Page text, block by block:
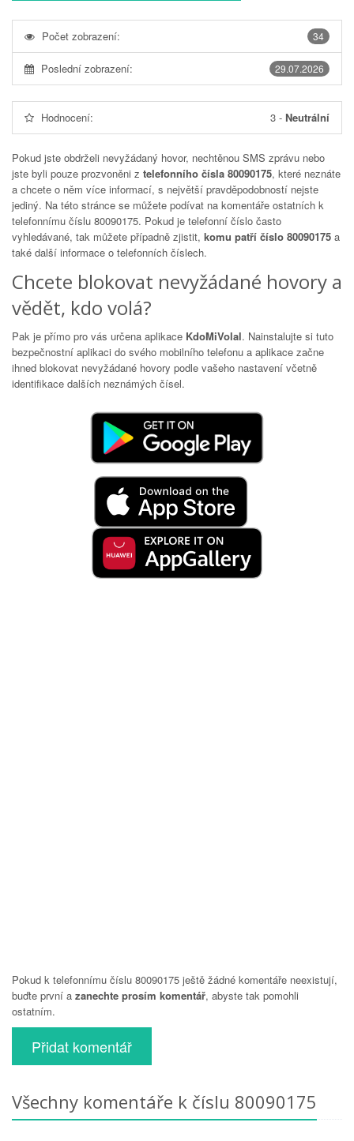
34
Počet zobrazení:
29.07.2026
Poslední zobrazení:
Hodnocení: 3 - Neutrální
Pokud jste obdrželi nevyžádaný hovor, nechtěnou SMS zprávu nebo
jste byli pouze prozvoněni z telefonního čísla 80090175, které neznáte
a chcete o něm více informací, s největší pravděpodobností nejste
jediný. Na této stránce se můžete podívat na komentáře ostatních k
telefonnímu číslu 80090175. Pokud je telefonní číslo často
vyhledávané, tak můžete případně zjistit, komu patří číslo 80090175 a
také další informace o telefonních číslech.
Chcete blokovat nevyžádané hovory a
vědět, kdo volá?
Pak je přímo pro vás určena aplikace KdoMiVolal. Nainstalujte si tuto
bezpečnostní aplikaci do svého mobilního telefonu a aplikace začne
ihned blokovat nevyžádané hovory podle vašeho nastavení včetně
identifikace dalších neznámých čísel.
Pokud k telefonnímu číslu 80090175 ještě žádné komentáře neexistují,
buďte první a zanechte prosím komentář, abyste tak pomohli
ostatním.
Přidat komentář
Všechny komentáře k číslu 80090175